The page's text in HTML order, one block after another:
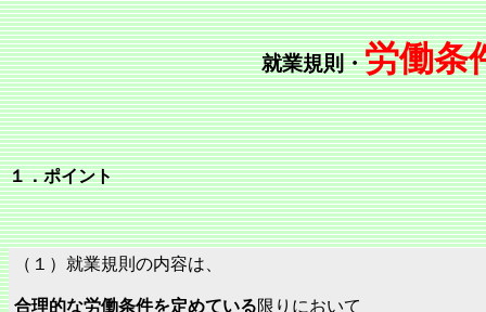
就業規則・労働条
１．ポイント
（１）就業規則の内容は、
合理的な労働条件を定めている限りにおいて